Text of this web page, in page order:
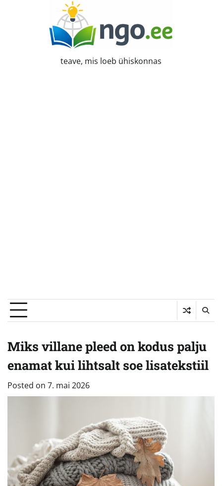
teave, mis loeb ühiskonnas
Miks villane pleed on kodus palju
enamat kui lihtsalt soe lisatekstiil
Posted on 7. mai 2026